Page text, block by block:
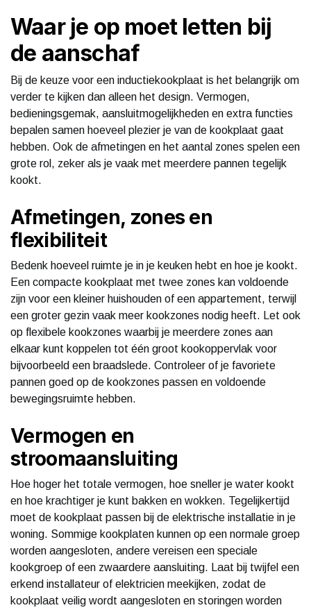
Waar je op moet letten bij
de aanschaf
Bij de keuze voor een inductiekookplaat is het belangrijk om
verder te kijken dan alleen het design. Vermogen,
bedieningsgemak, aansluitmogelijkheden en extra functies
bepalen samen hoeveel plezier je van de kookplaat gaat
hebben. Ook de afmetingen en het aantal zones spelen een
grote rol, zeker als je vaak met meerdere pannen tegelijk
kookt.
Afmetingen, zones en
flexibiliteit
Bedenk hoeveel ruimte je in je keuken hebt en hoe je kookt.
Een compacte kookplaat met twee zones kan voldoende
zijn voor een kleiner huishouden of een appartement, terwijl
een groter gezin vaak meer kookzones nodig heeft. Let ook
op flexibele kookzones waarbij je meerdere zones aan
elkaar kunt koppelen tot één groot kookoppervlak voor
bijvoorbeeld een braadslede. Controleer of je favoriete
pannen goed op de kookzones passen en voldoende
bewegingsruimte hebben.
Vermogen en
stroomaansluiting
Hoe hoger het totale vermogen, hoe sneller je water kookt
en hoe krachtiger je kunt bakken en wokken. Tegelijkertijd
moet de kookplaat passen bij de elektrische installatie in je
woning. Sommige kookplaten kunnen op een normale groep
worden aangesloten, andere vereisen een speciale
kookgroep of een zwaardere aansluiting. Laat bij twijfel een
erkend installateur of elektricien meekijken, zodat de
kookplaat veilig wordt aangesloten en storingen worden